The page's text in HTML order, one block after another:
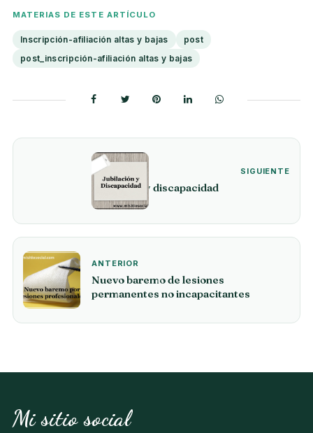
MATERIAS DE ESTE ARTÍCULO
Inscripción-afiliación altas y bajas
post
post_inscripción-afiliación altas y bajas
SIGUIENTE
Jubilación y discapacidad
ANTERIOR
Nuevo baremo de lesiones
permanentes no incapacitantes
Mi sitio social